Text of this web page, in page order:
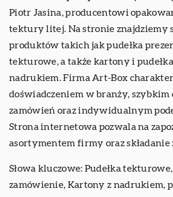
Piotr Jasina, producentowi
tektury litej. Na stronie znajdziemy
produktów takich jak pudełka
tekturowe, a także kartony i
nadrukiem. Firma Art-Box
doświadczeniem w branży, szybkim
zamówień oraz indywidualnym
Strona internetowa pozwala na
asortymentem firmy oraz
Słowa kluczowe: Pudełka tekturowe,
zamówienie, Kartony z nadrukiem,